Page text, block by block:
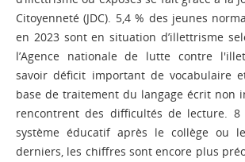
Citoyenneté (JDC). 5,4 % des jeunes
en 2023 sont en situation d’illettrisme
l’Agence nationale de lutte contre
savoir déficit important de vocabulaire
base de traitement du langage écrit non
rencontrent des difficultés de lecture.
système éducatif après le collège ou
derniers, les chiffres sont encore plus